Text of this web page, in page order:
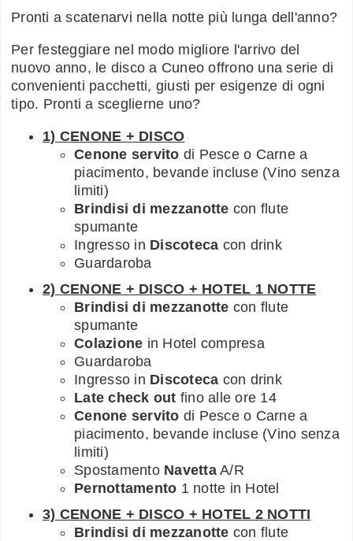
Pronti a scatenarvi nella notte più lunga dell'anno?
Per festeggiare nel modo migliore l'arrivo del
nuovo anno, le disco a Cuneo offrono una serie di
convenienti pacchetti, giusti per esigenze di ogni
tipo. Pronti a sceglierne uno?
1) CENONE + DISCO
Cenone servito di Pesce o Carne a
piacimento, bevande incluse (Vino senza
limiti)
Brindisi di mezzanotte con flute
spumante
Ingresso in Discoteca con drink
Guardaroba
2) CENONE + DISCO + HOTEL 1 NOTTE
Brindisi di mezzanotte con flute
spumante
Colazione in Hotel compresa
Guardaroba
Ingresso in Discoteca con drink
Late check out fino alle ore 14
Cenone servito di Pesce o Carne a
piacimento, bevande incluse (Vino senza
limiti)
Spostamento NavettaA/R
Pernottamento 1 notte in Hotel
3) CENONE + DISCO + HOTEL 2 NOTTI
Brindisi di mezzanotte con flute